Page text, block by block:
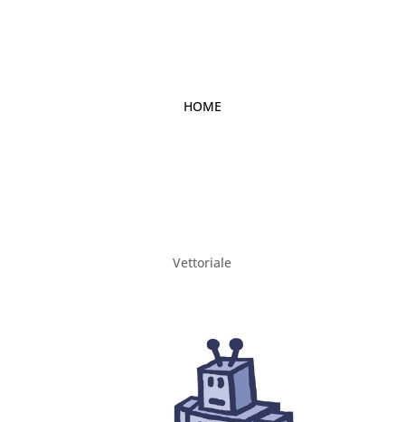
HOME
Vettoriale